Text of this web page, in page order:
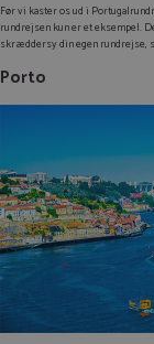
Før vi kaster os ud i
rundrejsen kun er et eksempel.
skræddersy din egen rundrejse,
Porto